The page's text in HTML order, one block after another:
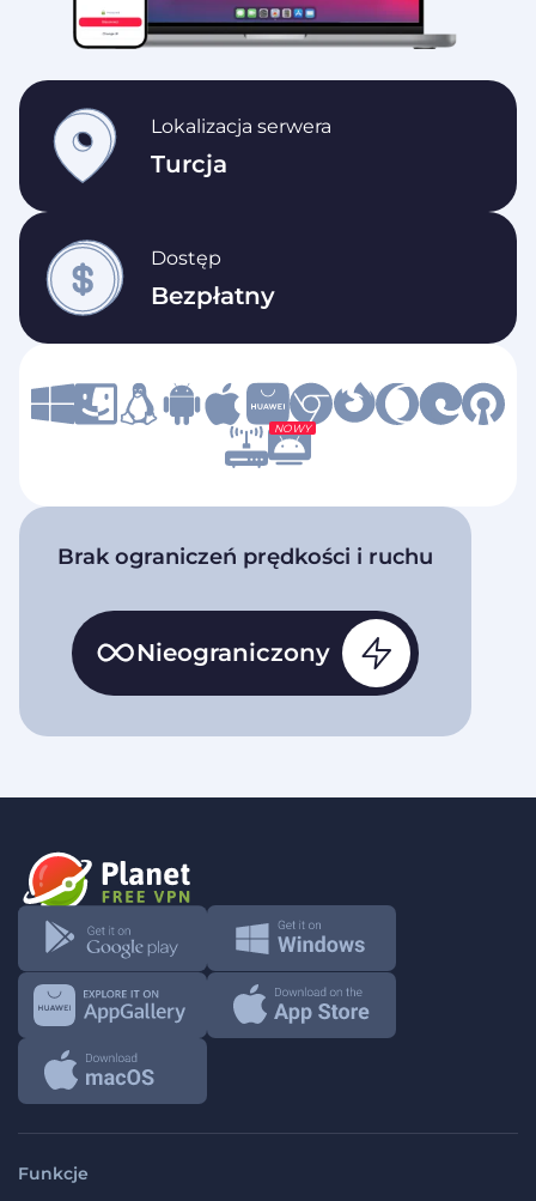
Lokalizacja serwera
Turcja
Dostęp
Bezpłatny
NOWY
Brak ograniczeń prędkości i ruchu
Nieograniczony
Funkcje